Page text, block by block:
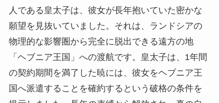
人である皇太子は、彼女が長年抱いていた密かな
願望を見抜いていました。それは、ランドシアの
物理的な影響圏から完全に脱出できる遠方の地
「ヘブニア王国」への渡航です。皇太子は、1年間
の契約期間を満了した暁には、彼女をヘブニア王
国へ派遣することを確約するという破格の条件を